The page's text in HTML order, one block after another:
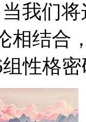
我们
相结合
性格